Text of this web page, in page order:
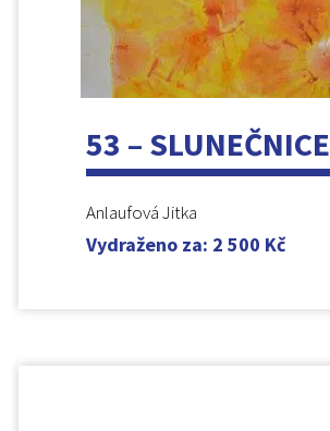
53 – SLUNEČNICE
Anlaufová Jitka
Vydraženo za: 2 500 Kč